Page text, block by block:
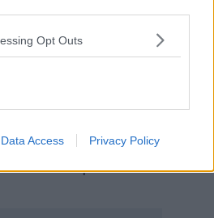
Opt Outs
Data Access Privacy Policy
tradizionali locali frutto della
sempre più uniti alla
di promozione degli ambiti turistici
sul monte partendo dalle
che comprende anche aziende e
dei “Sapori del Monte